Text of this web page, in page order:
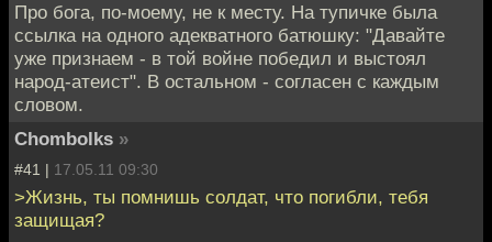
Про бога, по-моему, не к месту. На тупичке была
ссылка на одного адекватного батюшку: "Давайте
уже признаем - в той войне победил и выстоял
народ-атеист". В остальном - согласен с каждым
словом.
Chombolks »
#41 | 17.05.11 09:30
>Жизнь, ты помнишь солдат, что погибли, тебя
защищая?